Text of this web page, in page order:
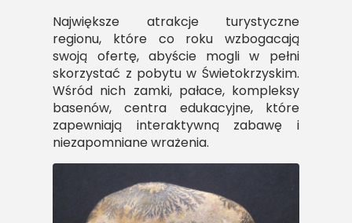
Największe atrakcje turystyczne
regionu, które co roku wzbogacają
swoją ofertę, abyście mogli w pełni
skorzystać z pobytu w Świetokrzyskim.
Wśród nich zamki, pałace, kompleksy
basenów, centra edukacyjne, które
zapewniają interaktywną zabawę i
niezapomniane wrażenia.